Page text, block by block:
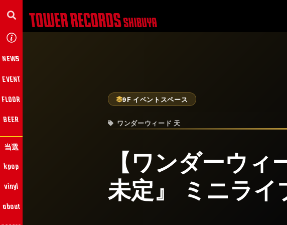
NEWS
EVENT
当選
FLOOR
BEER
kpop
vinyl
about
9F イベントスペース
ワンダーウィード 天
【ワンダーウ
未定』 ミニライ